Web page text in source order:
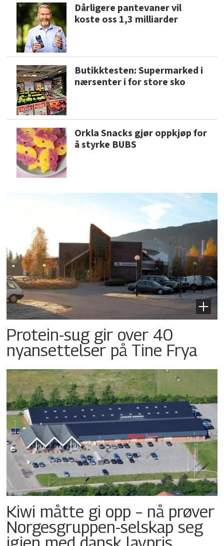
Dårligere pantevaner vil
koste oss 1,3 milliarder
Butikktesten: Supermarked i
nærsenter i for store sko
Orkla Snacks gjør oppkjøp for
å styrke BUBS
Protein-sug gir over 40
nyansettelser på Tine Frya
Kiwi måtte gi opp – nå prøver
Norgesgruppen-selskap seg
igjen med dansk lavpris